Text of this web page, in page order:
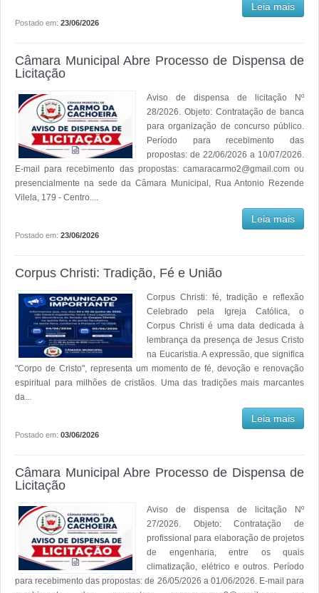
Leia mais
Postado em: 23/06/2026
Câmara Municipal Abre Processo de Dispensa de
Licitação
Aviso de dispensa de licitação Nº
28/2026. Objeto: Contratação de banca
para organização de concurso público.
Período para recebimento das
propostas: de 22/06/2026 a 10/07/2026.
E-mail para recebimento das propostas: camaracarmo2@gmail.com ou
presencialmente na sede da Câmara Municipal, Rua Antonio Rezende
Vilela, 179 - Centro....
Leia mais
Postado em: 23/06/2026
Corpus Christi: Tradição, Fé e União
Corpus Christi: fé, tradição e reflexão
Celebrado pela Igreja Católica, o
Corpus Christi é uma data dedicada à
lembrança da presença de Jesus Cristo
na Eucaristia. A expressão, que significa
"Corpo de Cristo", representa um momento de fé, devoção e renovação
espiritual para milhões de cristãos. Uma das tradições mais marcantes
da...
Leia mais
Postado em: 03/06/2026
Câmara Municipal Abre Processo de Dispensa de
Licitação
Aviso de dispensa de licitação Nº
27/2026. Objeto: Contratação de
profissional para elaboração de projetos
de engenharia, entre os quais
climatização, elétrico e outros. Período
para recebimento das propostas: de 26/05/2026 a 01/06/2026. E-mail para